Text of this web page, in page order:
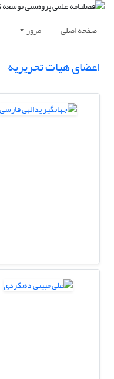
صفحه اصلی مرور
اعضای هیات تحریریه